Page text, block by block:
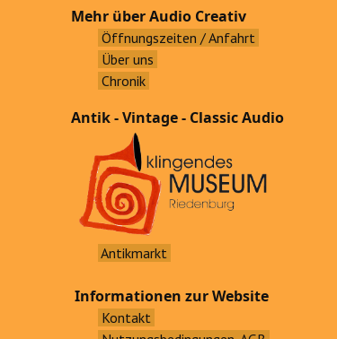
Mehr über Audio Creativ
Öffnungszeiten / Anfahrt
Über uns
Chronik
Antik - Vintage - Classic Audio
Antikmarkt
Informationen zur Website
Kontakt